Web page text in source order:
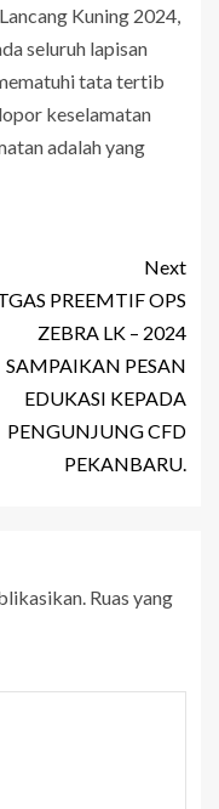
Kuning 2024,
seluruh lapisan
tata tertib
keselamatan
adalah yang
Next
PREEMTIF OPS
ZEBRA LK – 2024
SAMPAIKAN PESAN
EDUKASI KEPADA
PENGUNJUNG CFD
PEKANBARU.
Ruas yang